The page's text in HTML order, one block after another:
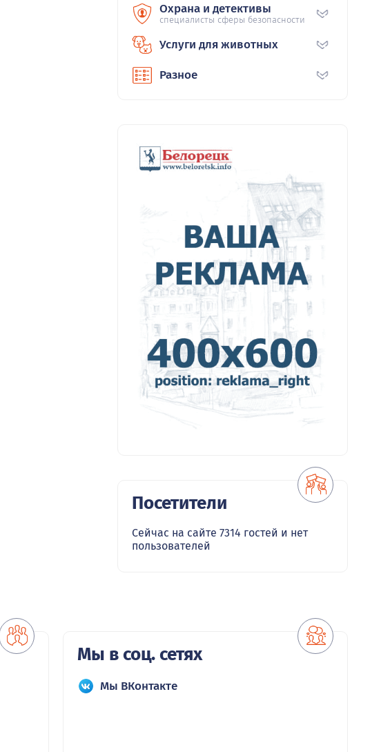
Охрана и детективы
специалисты сферы безопасности
Услуги для животных
Разное
Посетители
Сейчас на сайте 7314 гостей и нет
пользователей
Мы в соц. сетях
Мы ВКонтакте